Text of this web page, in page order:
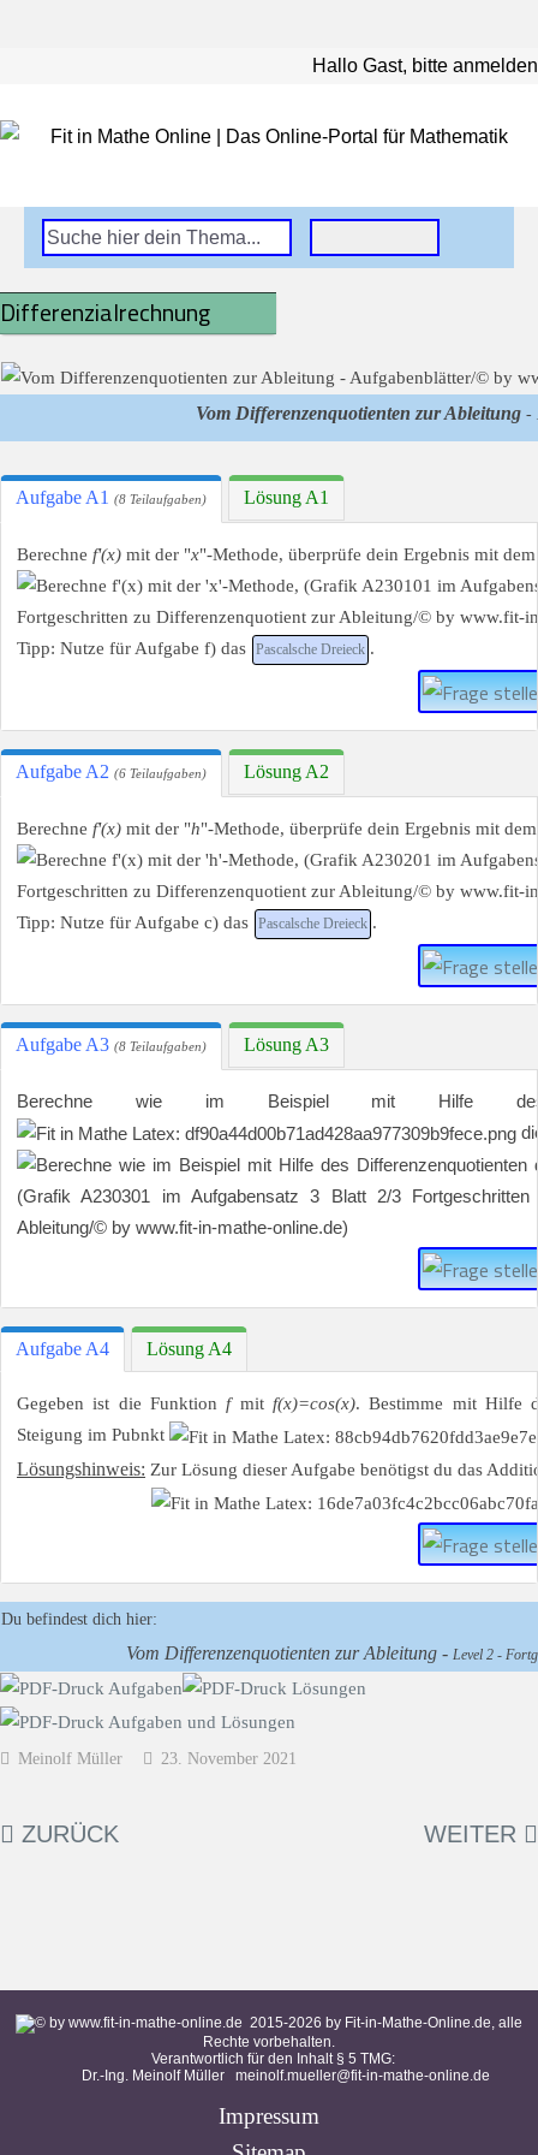
Hallo Gast, bitte anmelden
Differenzialrechnung
Vom Differenzenquotienten zur Ableitung -
Aufgabe A1 (8 Teilaufgaben) Lösung A1
Berechne f'(x) mit der "x"-Methode, überprüfe dein Ergebnis mit
Tipp: Nutze für Aufgabe f) das Pascalsche Dreieck .
Aufgabe A2 (6 Teilaufgaben) Lösung A2
Berechne f'(x) mit der "h"-Methode, überprüfe dein Ergebnis mit
Tipp: Nutze für Aufgabe c) das Pascalsche Dreieck .
Aufgabe A3 (8 Teilaufgaben) Lösung A3
Berechne wie im Beispiel mit Hilfe des
Aufgabe A4 Lösung A4
Gegeben ist die Funktionfmitf(x)=cos(x). Bestimme mit Hilfe
Steigung im Pubnkt
Lösungshinweis: Zur Lösung dieser Aufgabe benötigst du das
Du befindest dich hier:
Vom Differenzenquotienten zur Ableitung - Level 2 -
Meinolf Müller 23. November 2021
ZURÜCK WEITER
2015-2026 by Fit-in-Mathe-Online.de, alle
Rechte vorbehalten.
Verantwortlich für den Inhalt § 5 TMG:
Dr.-Ing. Meinolf Müller meinolf.mueller@fit-in-mathe-online.de
Impressum